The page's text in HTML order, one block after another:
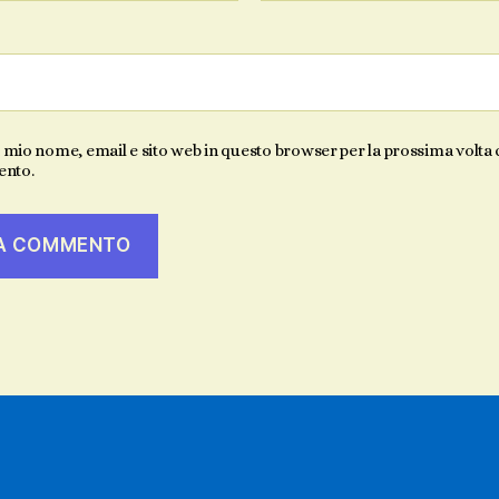
mio nome, email e sito web in questo browser per la prossima volta